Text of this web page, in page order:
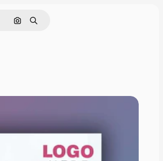
Nach Bild suchen
Suchen